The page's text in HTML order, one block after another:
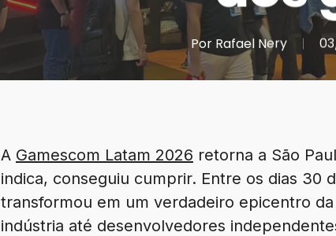
Por Rafael Nery
A Gamescom Latam 2026 retorna a São
indica, conseguiu cumprir. Entre os dias 30
transformou em um verdadeiro epicentro
indústria até desenvolvedores